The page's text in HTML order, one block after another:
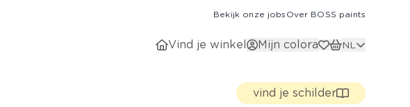
Bekijk onze jobs Over BOSS paints
Vind je winkel Mijn colora NL
vind je schilder